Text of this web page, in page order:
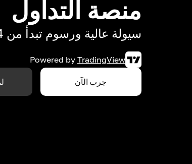
منصة التداول
سيولة عالية ورسوم تبدأ من 0.04% فقط
Powered by TradingView
جرب الآن